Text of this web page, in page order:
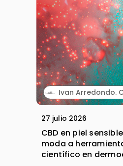
27 julio 2026
CBD en piel
moda a
científico en